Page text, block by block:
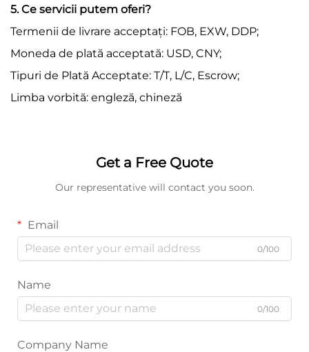
5. Ce servicii putem oferi?
Termenii de livrare acceptați: FOB, EXW, DDP;
Moneda de plată acceptată: USD, CNY;
Tipuri de Plată Acceptate: T/T, L/C, Escrow;
Limba vorbită: engleză, chineză
Get a Free Quote
Our representative will contact you soon.
Email
0/100
Name
0/100
Company Name